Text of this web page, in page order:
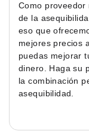
Como proveedor
de la
eso que
mejores precios
puedas mejorar
dinero. Haga su
la combinación
asequibilidad.